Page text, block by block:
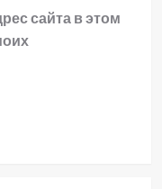
сайта в этом